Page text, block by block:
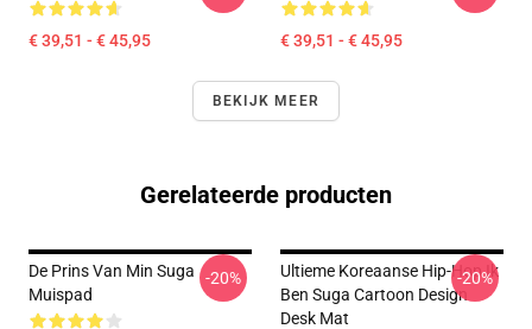
€ 39,51 - € 45,95 € 39,51 - € 45,95
BEKIJK MEER
Gerelateerde producten
De Prins Van Min Suga
Muispad
-20%
Ultieme Koreaanse Hip-Hop Ik
Ben Suga Cartoon Design
Desk Mat
-20%